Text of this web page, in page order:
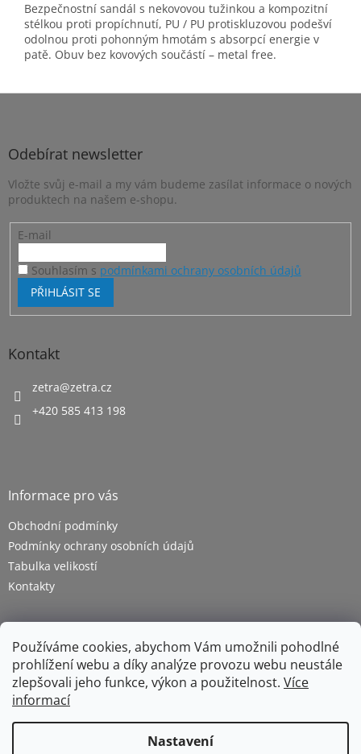
Používáme cookies, abychom Vám umožnili pohodlné
prohlížení webu a díky analýze provozu webu neustále
zlepšovali jeho funkce, výkon a použitelnost. Více
informací
Nastavení
Bezpečnostní sandál s nekovovou tužinkou a kompozitní
stélkou proti propíchnutí, PU / PU protiskluzovou podešví
odolnou proti pohonným hmotám s absorpcí energie v
patě. Obuv bez kovových součástí – metal free.
Z
Odebírat newsletter
Vložte svůj e-mail a my vám budeme zasílat informace o nových
produktech na našem e-shopu.
E-mail
Souhlasím s podmínkami ochrany osobních údajů
PŘIHLÁSIT SE
Kontakt
zetra@zetra.cz
+420 585 413 198
Informace pro vás
Obchodní podmínky
Podmínky ochrany osobních údajů
Tabulka velikostí
Kontakty